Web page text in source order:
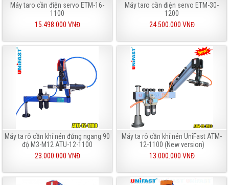
Máy taro cần điện servo ETM-16-
1100
15.498.000 VNĐ
Máy taro cần điện servo ETM-30-
1200
24.500.000 VNĐ
Máy ta rô cần khí nén đứng ngang 90
độ M3-M12 ATU-12-1100
23.000.000 VNĐ
Máy ta rô cần khí nén UniFast ATM-
12-1100 (New version)
13.000.000 VNĐ